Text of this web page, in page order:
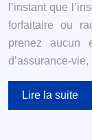
l’instant que
forfaitaire ou
prenez aucun
d’assurance-
Lire la suite